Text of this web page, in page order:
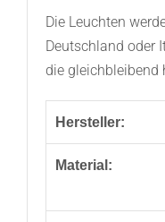
Die Leuchten
Deutschland oder
die gleichbleibend
Hersteller:
Material: